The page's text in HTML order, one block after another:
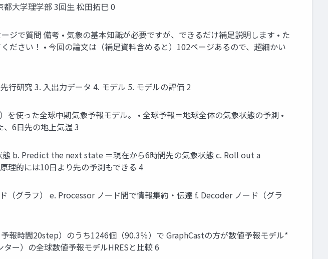
大学理学部 3回生 松田拓巳 0
で質問 備考 • 気象の基本知識が必要ですが、できるだけ補足説明します • た
ださい！ • 今回の論文は（補足資料含めると）102ページあるので、超細かい
行研究 3. 入出力データ 4. モデル 5. モデルの評価 2
使った全球中期気象予報モデル。 • 全球予報＝地球全体の気象状態の予測 •
6日先の地上気温 3
b. Predict the next state ＝現在から6時間先の気象状態 c. Roll out a
理的には10日より先の予測もできる 4
グラフ） e. Processor ノード間で情報集約・伝達 f. Decoder ノード（グラ
時間20step）のうち1246個（90.3％）で GraphCastの方が数値予報モデル*
ー）の全球数値予報モデルHRESと比較 6